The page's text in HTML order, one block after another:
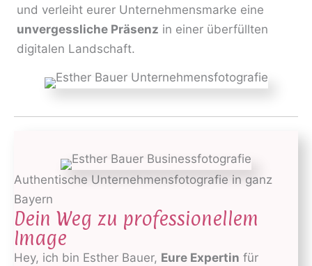
und verleiht eurer Unternehmensmarke eine
unvergessliche Präsenz in einer überfüllten
digitalen Landschaft.
Authentische Unternehmensfotografie in ganz
Bayern
Dein Weg zu professionellem
Image
Hey, ich bin Esther Bauer, Eure Expertin für